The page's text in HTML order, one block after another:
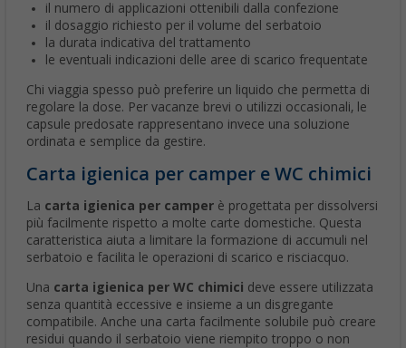
il numero di applicazioni ottenibili dalla confezione
il dosaggio richiesto per il volume del serbatoio
la durata indicativa del trattamento
le eventuali indicazioni delle aree di scarico frequentate
Chi viaggia spesso può preferire un liquido che permetta di
regolare la dose. Per vacanze brevi o utilizzi occasionali, le
capsule predosate rappresentano invece una soluzione
ordinata e semplice da gestire.
Carta igienica per camper e WC chimici
La carta igienica per camper è progettata per dissolversi
più facilmente rispetto a molte carte domestiche. Questa
caratteristica aiuta a limitare la formazione di accumuli nel
serbatoio e facilita le operazioni di scarico e risciacquo.
Una carta igienica per WC chimici deve essere utilizzata
senza quantità eccessive e insieme a un disgregante
compatibile. Anche una carta facilmente solubile può creare
residui quando il serbatoio viene riempito troppo o non